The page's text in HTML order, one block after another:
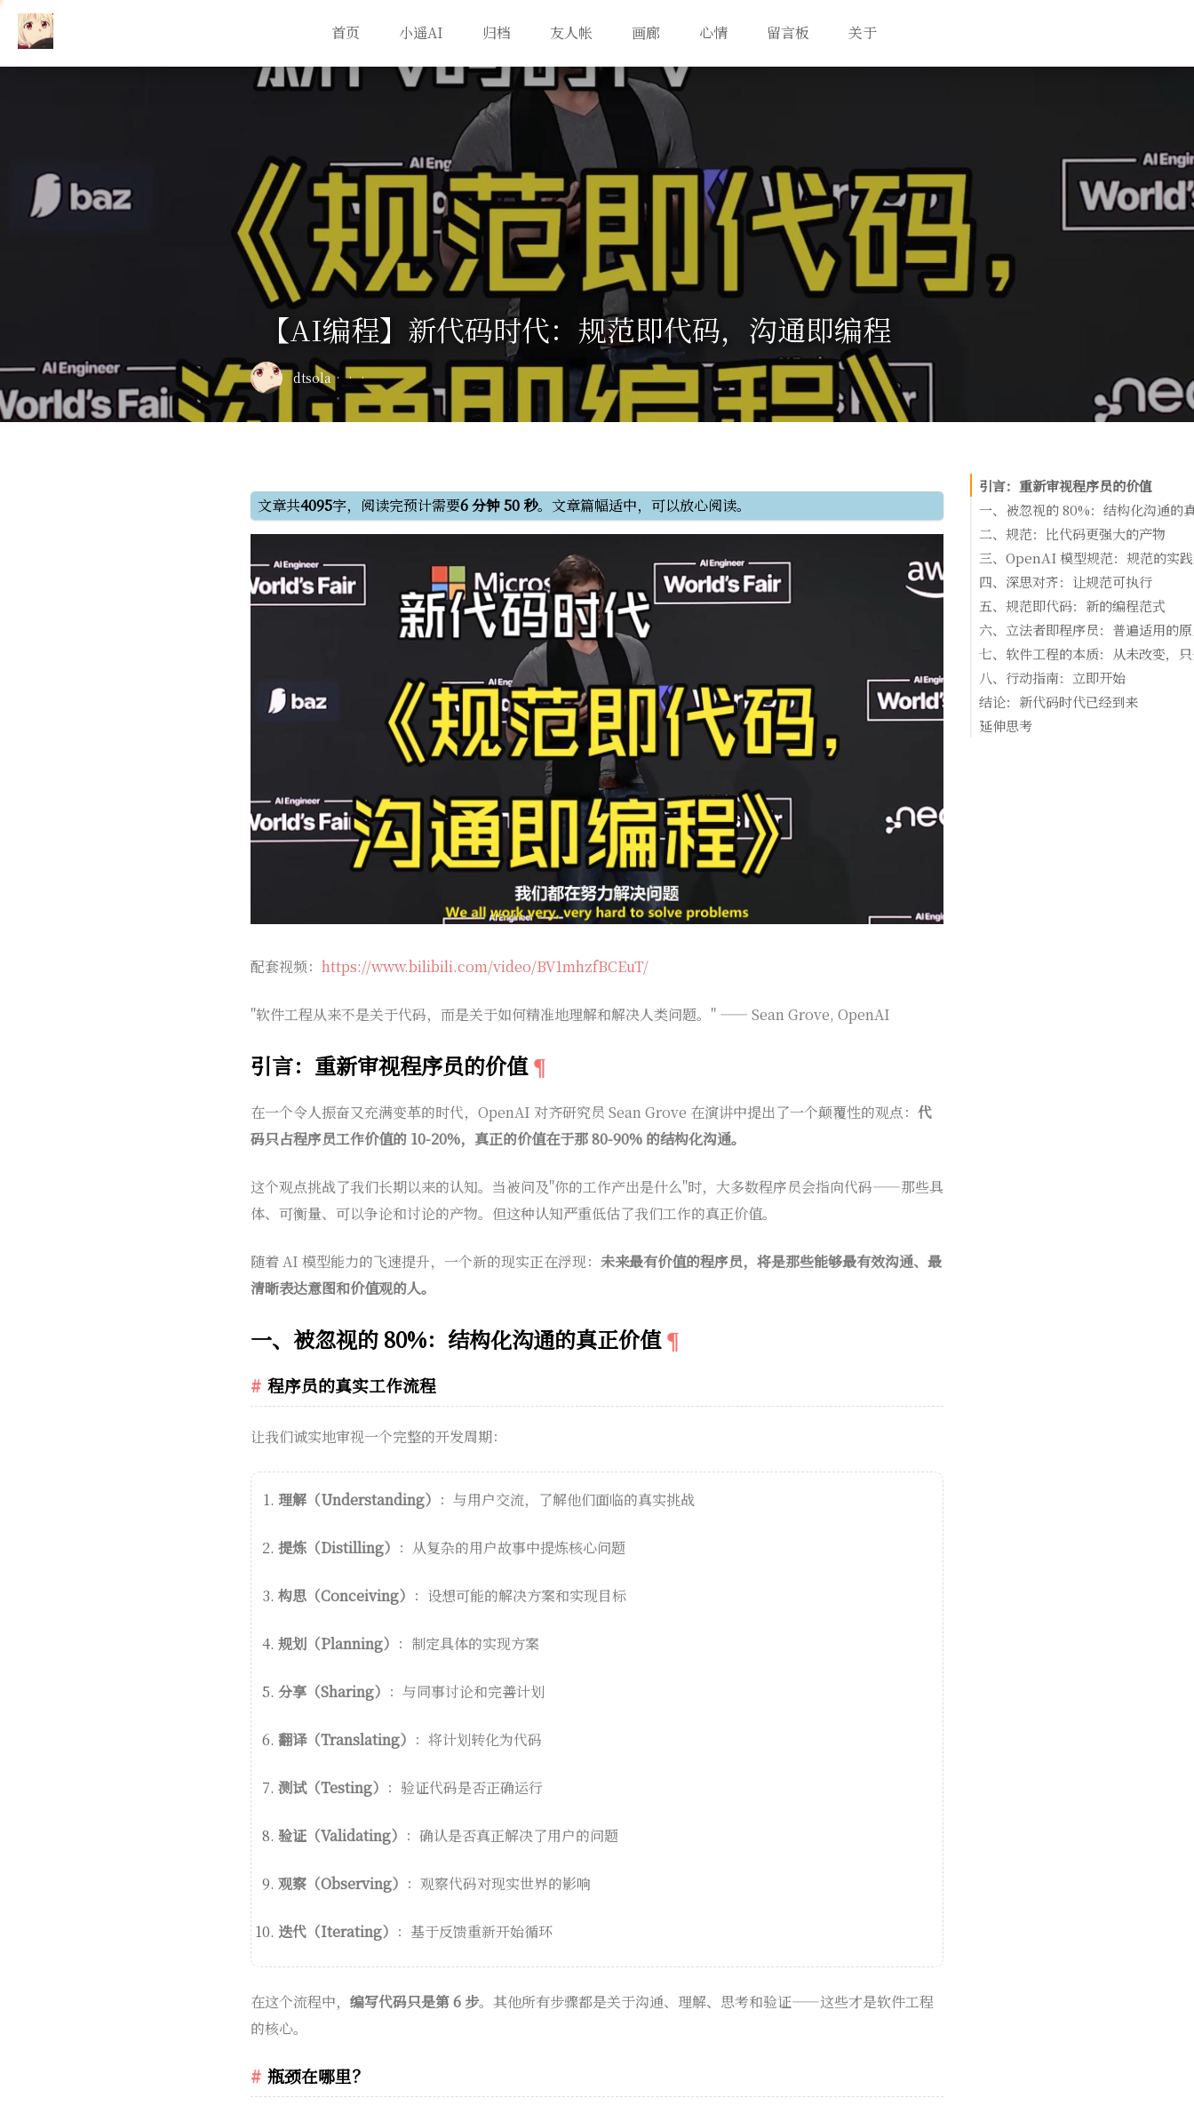
首页 小遥AI 归档 友人帐 画廊 心情 留言板 关于
【AI编程】新代码时代：规范即代码，沟通即编程
dtsola
文章共4095字，阅读完预计需要6 分钟 50 秒。文章篇幅适中，可以放心阅读。
配套视频： https://www.bilibili.com/video/BV1mhzfBCEuT/
"软件工程从来不是关于代码，而是关于如何精准地理解和解决人类问题。" —— Sean Grove, OpenAI
引言：重新审视程序员的价值
在一个令人振奋又充满变革的时代，OpenAI 对齐研究员 Sean Grove 在演讲中提出了一个颠覆性的观点： 代
码只占程序员工作价值的 10-20%，真正的价值在于那 80-90% 的结构化沟通。
这个观点挑战了我们长期以来的认知。当被问及"你的工作产出是什么"时，大多数程序员会指向代码——那些具
体、可衡量、可以争论和讨论的产物。但这种认知严重低估了我们工作的真正价值。
随着 AI 模型能力的飞速提升，一个新的现实正在浮现： 未来最有价值的程序员，将是那些能够最有效沟通、最
清晰表达意图和价值观的人。
一、被忽视的 80%：结构化沟通的真正价值
程序员的真实工作流程
让我们诚实地审视一个完整的开发周期：
理解（Understanding） ：与用户交流，了解他们面临的真实挑战
提炼（Distilling） ：从复杂的用户故事中提炼核心问题
构思（Conceiving） ：设想可能的解决方案和实现目标
规划（Planning） ：制定具体的实现方案
分享（Sharing） ：与同事讨论和完善计划
翻译（Translating） ：将计划转化为代码
测试（Testing） ：验证代码是否正确运行
验证（Validating） ：确认是否真正解决了用户的问题
观察（Observing） ：观察代码对现实世界的影响
迭代（Iterating） ：基于反馈重新开始循环
在这个流程中， 编写代码只是第 6 步。其他所有步骤都是关于沟通、理解、思考和验证——这些才是软件工程
的核心。
瓶颈在哪里？
引言：重新审视程序员的价值
一、被忽视的 80%：结构化沟通的
程序员的真实工作流程
瓶颈在哪里？
氛围编程的启示
二、规范：比代码更强大的产物
什么是规范？
为什么规范优于代码？
一个思想实验
三、OpenAI 模型规范：规范的实
模型规范是什么？
Markdown 的优势
规范的结构
案例：谄媚问题（Sycophancy）
规范作为信任锚点
四、深思对齐：让规范可执行
技术原理
技术优势
应用场景
五、规范即代码：新的编程范式
规范与代码的相似性
规范的工具链
1. 类型检查（Type Checking）
2. Linter
3. 单元测试
4. 版本控制
六、立法者即程序员：普遍适用的
美国宪法：国家级模型规范
普遍的规范制定者
七、软件工程的本质：从未改变，
核心洞察
范式转变
新的稀缺技能
八、行动指南：立即开始
立即行动
开放性问题
结论：新代码时代已经到来
核心要点总结
延伸思考